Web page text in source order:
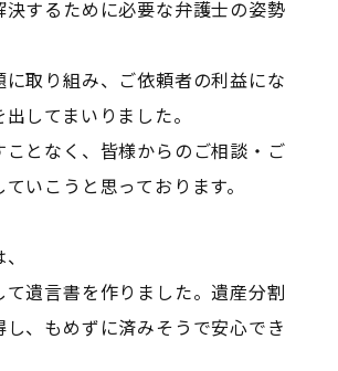
決するために必要な弁護士の姿勢
に取り組み、ご依頼者の利益にな
してまいりました。
ことなく、皆様からのご相談・ご
いこうと思っております。
て遺言書を作りました。遺産分割
、もめずに済みそうで安心でき